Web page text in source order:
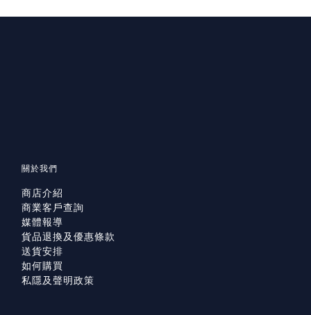
關於我們
商店介紹
商業客戶查詢
媒體報導
貨品退換及優惠條款
送貨安排
如何購買
私隱及聲明政策